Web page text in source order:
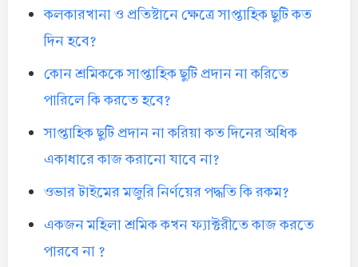
কলকারখানা ও প্রতিষ্টানে ক্ষেত্রে সাপ্তাহিক ছুটি কত
দিন হবে?
কোন শ্রমিককে সাপ্তাহিক ছুটি প্রদান না করিতে
পারিলে কি করতে হবে?
সাপ্তাহিক ছুটি প্রদান না করিয়া কত দিনের অধিক
একাধারে কাজ করানো যাবে না?
ওভার টাইমের মজুরি নির্ণয়ের পদ্ধতি কি রকম?
একজন মহিলা শ্রমিক কখন ফ্যাক্টরীতে কাজ করতে
পারবে না ?